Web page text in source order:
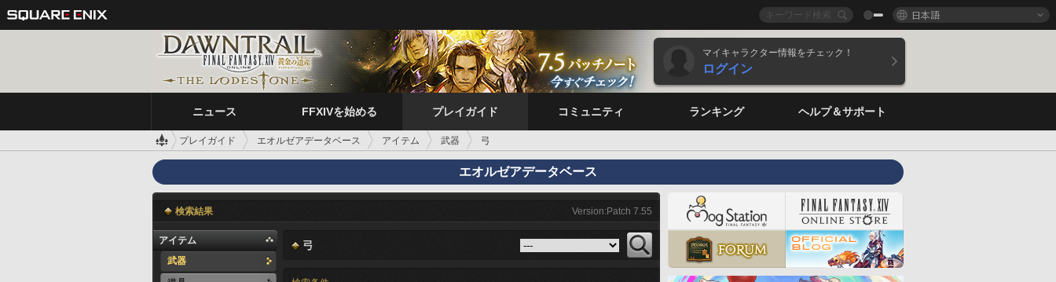
日本語
マイキャラクター情報をチェック！
ログイン
ニュース FFXIVを始める プレイガイド コミュニティ ランキング ヘルプ＆サポート
プレイガイド エオルゼアデータベース アイテム 武器 弓
エオルゼアデータベース
検索結果 Version:Patch 7.55
アイテム
武器
弓